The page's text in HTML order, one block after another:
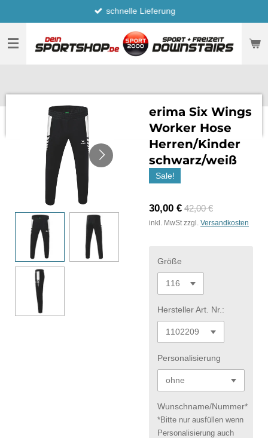
Hauptinhalt
springen
schnelle Lieferung
erima Six Wings
Worker Hose
Herren/Kinder
schwarz/weiß
Sale!
30,00 € 42,00 €
inkl. MwSt zzgl. Versandkosten
Größe
Hersteller Art. Nr.:
Personalisierung
Wunschname/Nummer*
*Bitte nur ausfüllen wenn
Personalisierung auch